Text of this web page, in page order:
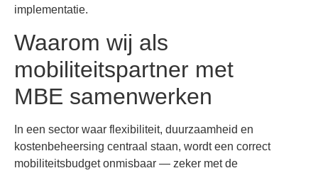
implementatie.
Waarom wij als
mobiliteitspartner met
MBE samenwerken
In een sector waar flexibiliteit, duurzaamheid en
kostenbeheersing centraal staan, wordt een correct
mobiliteitsbudget onmisbaar — zeker met de